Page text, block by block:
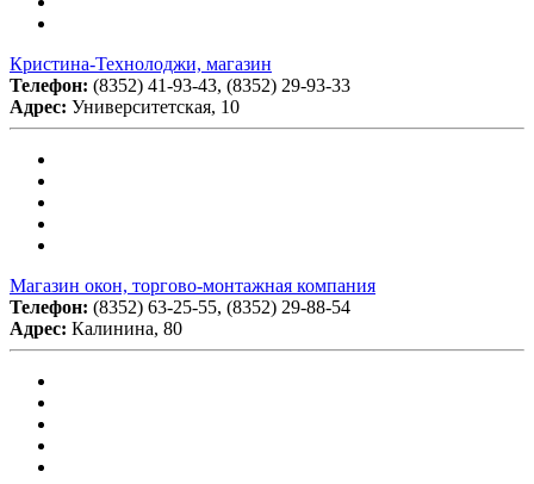
Кристина-Технолоджи, магазин
Телефон: (8352) 41-93-43, (8352) 29-93-33
Адрес: Университетская, 10
Магазин окон, торгово-монтажная компания
Телефон: (8352) 63-25-55, (8352) 29-88-54
Адрес: Калинина, 80